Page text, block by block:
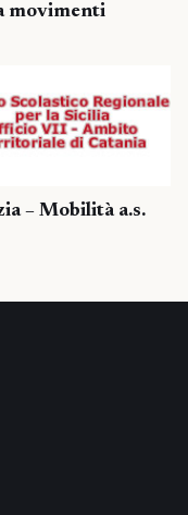
movimenti
– Mobilità a.s.